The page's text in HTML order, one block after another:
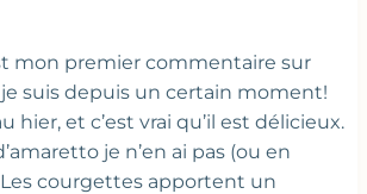
mon premier commentaire sur
suis depuis un certain moment!
hier, et c’est vrai qu’il est délicieux.
je n’en ai pas (ou en
courgettes apportent un